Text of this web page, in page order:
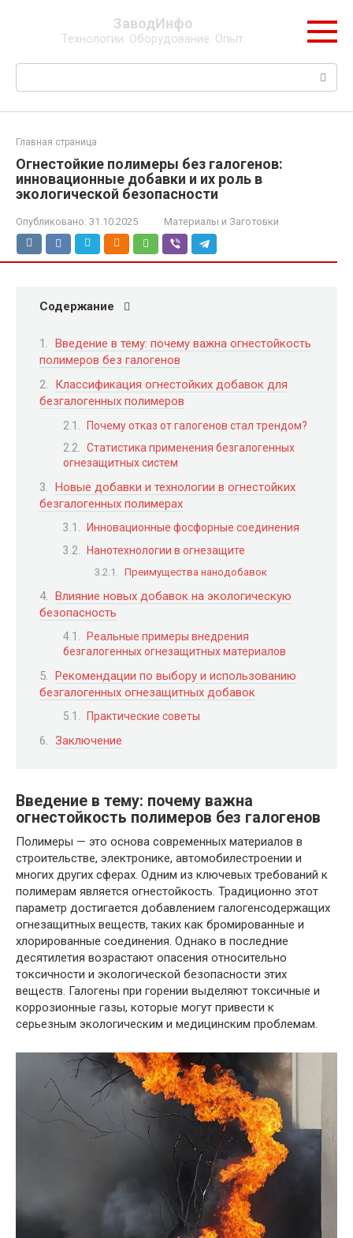
ЗаводИнфо
Технологии. Оборудование. Опыт.
Поиск:
Главная страница
Огнестойкие полимеры без галогенов:
инновационные добавки и их роль в
экологической безопасности
Опубликовано: 31.10.2025 Материалы и Заготовки
Содержание
Введение в тему: почему важна огнестойкость
полимеров без галогенов
Классификация огнестойких добавок для
безгалогенных полимеров
Почему отказ от галогенов стал трендом?
Статистика применения безгалогенных
огнезащитных систем
Новые добавки и технологии в огнестойких
безгалогенных полимерах
Инновационные фосфорные соединения
Нанотехнологии в огнезащите
Преимущества нанодобавок
Влияние новых добавок на экологическую
безопасность
Реальные примеры внедрения
безгалогенных огнезащитных материалов
Рекомендации по выбору и использованию
безгалогенных огнезащитных добавок
Практические советы
Заключение
Введение в тему: почему важна
огнестойкость полимеров без галогенов
Полимеры — это основа современных материалов в
строительстве, электронике, автомобилестроении и
многих других сферах. Одним из ключевых требований к
полимерам является огнестойкость. Традиционно этот
параметр достигается добавлением галогенсодержащих
огнезащитных веществ, таких как бромированные и
хлорированные соединения. Однако в последние
десятилетия возрастают опасения относительно
токсичности и экологической безопасности этих
веществ. Галогены при горении выделяют токсичные и
коррозионные газы, которые могут привести к
серьезным экологическим и медицинским проблемам.